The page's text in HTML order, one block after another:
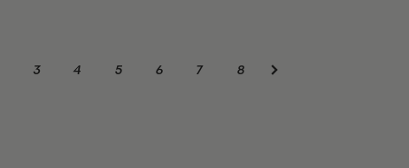
3 4 5 6 7 8